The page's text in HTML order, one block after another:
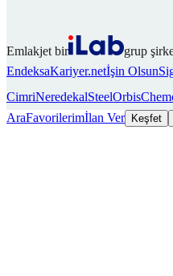
Emlakjet bir
grup
EndeksaKariyer.netİşin Olsun
CimriNeredekalSteelOrbis
AraFavorilerimİlan Ver Keşfet